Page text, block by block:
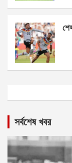
সর্বশেষ খবর